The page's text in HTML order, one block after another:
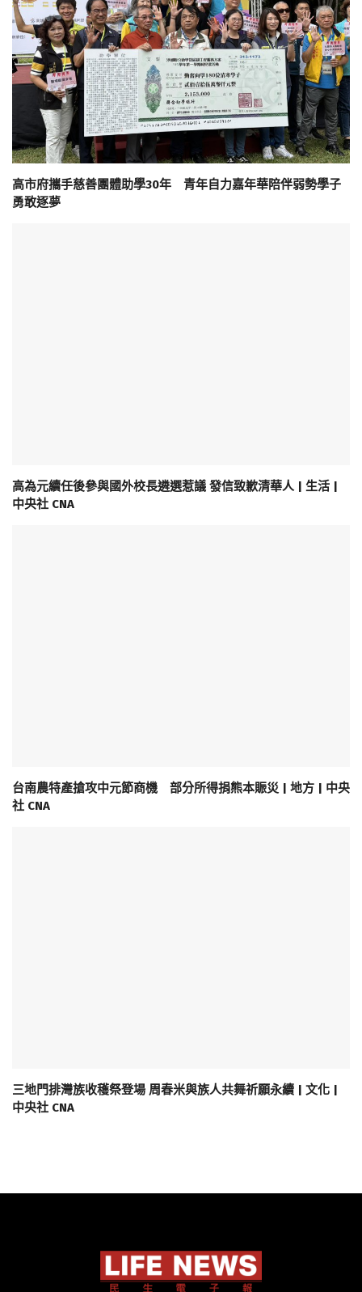
高市府攜手慈善團體助學30年 青年自力嘉年華陪伴弱勢學子
勇敢逐夢
高為元續任後參與國外校長遴選惹議 發信致歉清華人 | 生活 |
中央社 CNA
台南農特產搶攻中元節商機 部分所得捐熊本賑災 | 地方 | 中央
社 CNA
三地門排灣族收穫祭登場 周春米與族人共舞祈願永續 | 文化 |
中央社 CNA